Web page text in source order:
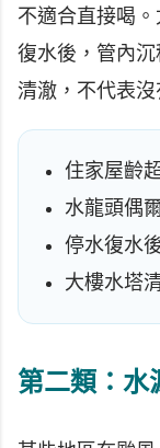
不適合直接喝
復水後，管內
清澈，不代表沒
住家屋齡
水龍頭偶
停水復水
大樓水塔
第二類：水